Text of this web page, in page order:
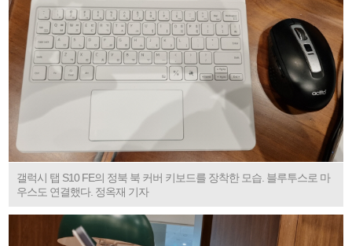
갤럭시 탭 S10 FE의 정북 북 커버 키보드를 장착한 모습. 블루투스로 마
우스도 연결했다. 정옥재 기자